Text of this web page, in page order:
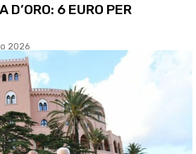
D’ORO: 6 EURO PER
2026